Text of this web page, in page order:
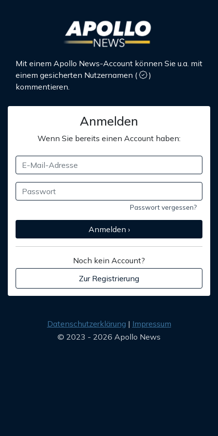
Mit einem Apollo News-Account können Sie u.a. mit
einem gesicherten Nutzernamen (
)
kommentieren.
Anmelden
Wenn Sie bereits einen Account haben:
Passwort vergessen?
Anmelden ›
Noch kein Account?
Zur Registrierung
Datenschutzerklärung
Impressum
© 2023 - 2026 Apollo News